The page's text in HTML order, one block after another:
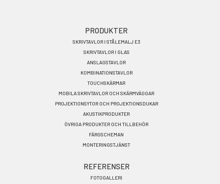
PRODUKTER
SKRIVTAVLOR I STÅLEMALJ E3
SKRIVTAVLOR I GLAS
ANSLAGSTAVLOR
KOMBINATIONSTAVLOR
TOUCHSKÄRMAR
MOBILA SKRIVTAVLOR OCH SKÄRMVÄGGAR
PROJEKTIONSYTOR OCH PROJEKTIONSDUKAR
AKUSTIKPRODUKTER
ÖVRIGA PRODUKTER OCH TILLBEHÖR
FÄRGSCHEMAN
MONTERINGSTJÄNST
REFERENSER
FOTOGALLERI